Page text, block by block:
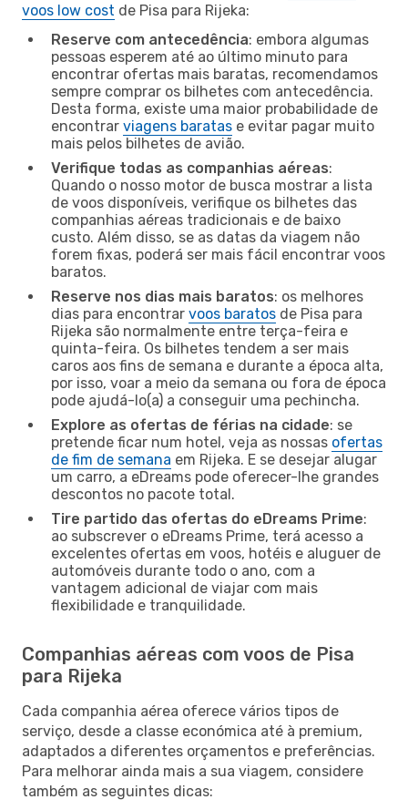
voos low cost de Pisa para Rijeka:
Reserve com antecedência: embora algumas
pessoas esperem até ao último minuto para
encontrar ofertas mais baratas, recomendamos
sempre comprar os bilhetes com antecedência.
Desta forma, existe uma maior probabilidade de
encontrar viagens baratas e evitar pagar muito
mais pelos bilhetes de avião.
Verifique todas as companhias aéreas:
Quando o nosso motor de busca mostrar a lista
de voos disponíveis, verifique os bilhetes das
companhias aéreas tradicionais e de baixo
custo. Além disso, se as datas da viagem não
forem fixas, poderá ser mais fácil encontrar voos
baratos.
Reserve nos dias mais baratos: os melhores
dias para encontrar voos baratos de Pisa para
Rijeka são normalmente entre terça-feira e
quinta-feira. Os bilhetes tendem a ser mais
caros aos fins de semana e durante a época alta,
por isso, voar a meio da semana ou fora de época
pode ajudá-lo(a) a conseguir uma pechincha.
Explore as ofertas de férias na cidade: se
pretende ficar num hotel, veja as nossas ofertas
de fim de semana em Rijeka. E se desejar alugar
um carro, a eDreams pode oferecer-lhe grandes
descontos no pacote total.
Tire partido das ofertas do eDreams Prime:
ao subscrever o eDreams Prime, terá acesso a
excelentes ofertas em voos, hotéis e aluguer de
automóveis durante todo o ano, com a
vantagem adicional de viajar com mais
flexibilidade e tranquilidade.
Companhias aéreas com voos de Pisa
para Rijeka
Cada companhia aérea oferece vários tipos de
serviço, desde a classe económica até à premium,
adaptados a diferentes orçamentos e preferências.
Para melhorar ainda mais a sua viagem, considere
também as seguintes dicas: